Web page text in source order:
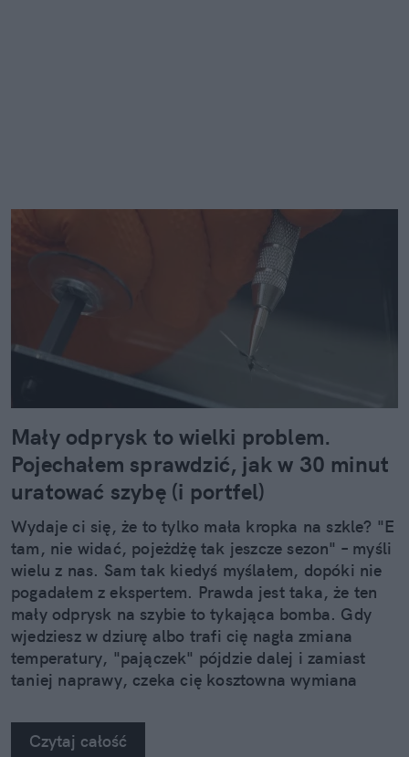
Mały odprysk to wielki problem.
Pojechałem sprawdzić, jak w 30 minut
uratować szybę (i portfel)
Wydaje ci się, że to tylko mała kropka na szkle? "E
tam, nie widać, pojeżdżę tak jeszcze sezon" – myśli
wielu z nas. Sam tak kiedyś myślałem, dopóki nie
pogadałem z ekspertem. Prawda jest taka, że ten
mały odprysk na szybie to tykająca bomba. Gdy
wjedziesz w dziurę albo trafi cię nagła zmiana
temperatury, "pajączek" pójdzie dalej i zamiast
taniej naprawy, czeka cię kosztowna wymiana
na własne oczy zobaczyć, jak profesjonaliści radzą
sobie z takimi uszkodzeniami.
Czytaj całość